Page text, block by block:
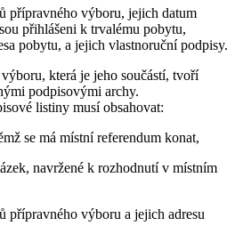
přípravného výboru, jejich datum
přihlášeni k trvalému pobytu,
pobytu, a jejich vlastnoruční podpisy.
která je jeho součástí, tvoří
podpisovými archy.
listiny musí obsahovat:
se má místní referendum konat,
navržené k rozhodnutí v místním
přípravného výboru a jejich adresu